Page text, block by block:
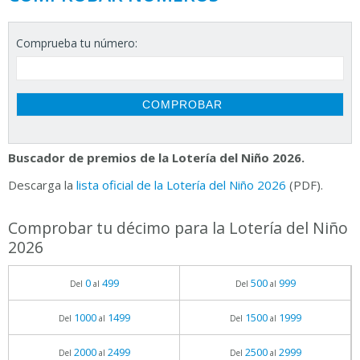
Comprueba tu número:
Buscador de premios de la Lotería del Niño 2026.
Descarga la lista oficial de la Lotería del Niño 2026 (PDF).
Comprobar tu décimo para la Lotería del Niño
2026
Del 0al 499 Del 500al 999
Del 1000al 1499 Del 1500al 1999
Del 2000al 2499 Del 2500al 2999